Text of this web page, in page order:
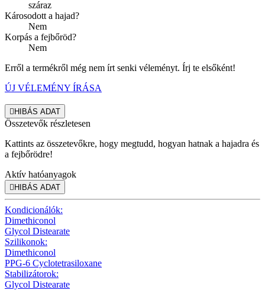
száraz
Károsodott a hajad?
Nem
Korpás a fejbőröd?
Nem
Erről a termékről még nem írt senki véleményt. Írj te elsőként!
ÚJ VÉLEMÉNY ÍRÁSA
HIBÁS ADAT
Összetevők részletesen
Kattints az összetevőkre, hogy megtudd, hogyan hatnak a hajadra és
a fejbőrödre!
Aktív hatóanyagok
HIBÁS ADAT
Kondicionálók:
Dimethiconol
Glycol Distearate
Szilikonok:
Dimethiconol
PPG-6 Cyclotetrasiloxane
Stabilizátorok:
Glycol Distearate